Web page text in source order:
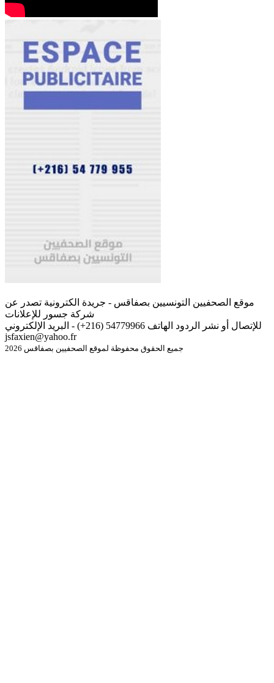
موقع الصحفيين التونسيين بصفاقس - جريدة الكترونية تصدر عن
شركة جسور للإعلانات
للإتصال أو نشر الردود الهاتف 54779966 (216+) - البريد الإلكتروني
jsfaxien@yahoo.fr
جميع الحقوق محفوظة لموقع الصحفيين بصفاقس 2026